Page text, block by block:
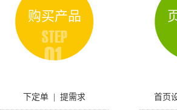
购买产品
下定单 | 提需求 首页